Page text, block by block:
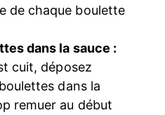
de chaque boulette
dans la sauce :
cuit, déposez
dans la
remuer au début